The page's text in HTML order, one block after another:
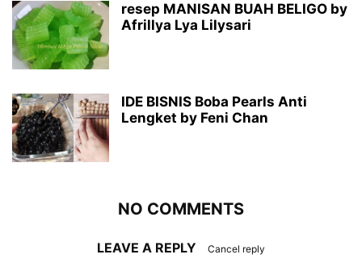
resep MANISAN BUAH BELIGO by
Afrillya Lya Lilysari
IDE BISNIS Boba Pearls Anti
Lengket by Feni Chan
NO COMMENTS
LEAVE A REPLY Cancel reply